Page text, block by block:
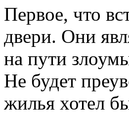
Первое, что
двери. Они
на пути
Не будет
жилья хотел